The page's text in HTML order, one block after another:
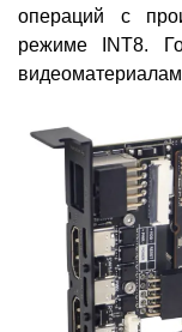
операций с
режиме INT8.